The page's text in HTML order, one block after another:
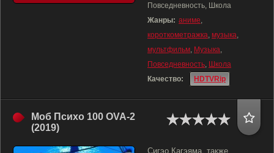
Повседневность, Школа
Жанры: аниме,
короткометражка, музыка,
мультфильм, Музыка,
Повседневность, Школа
Качество:
HDTVRip
Моб Психо 100 OVA-2
(2019)
Сигэо Кагэяма, также